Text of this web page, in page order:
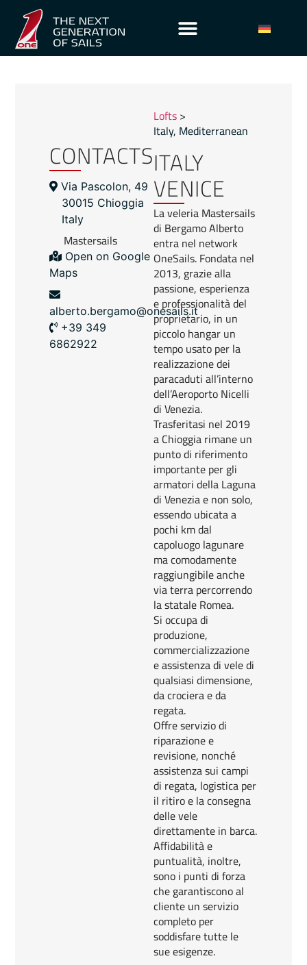
CONTACTS
Via Pascolon, 49
30015 Chioggia
Italy
Mastersails
Open on Google
Maps
alberto.bergamo@onesails.it
+39 349
6862922
Lofts>
Italy, Mediterranean
ITALY
VENICE
La veleria Mastersails
di Bergamo Alberto
entra nel network
OneSails. Fondata nel
2013, grazie alla
passione, esperienza
e professionalità del
proprietario, in un
piccolo hangar un
tempo usato per la
realizzazione dei
paracaduti all’interno
dell’Aeroporto Nicelli
di Venezia.
Trasferitasi nel 2019
a Chioggia rimane un
punto di riferimento
importante per gli
armatori della Laguna
di Venezia e non solo,
essendo ubicata a
pochi km dal
capoluogo lagunare
ma comodamente
raggiungibile anche
via terra percorrendo
la statale Romea.
Si occupa di
produzione,
commercializzazione
e assistenza di vele di
qualsiasi dimensione,
da crociera e da
regata.
Offre servizio di
riparazione e
revisione, nonché
assistenza sui campi
di regata, logistica per
il ritiro e la consegna
delle vele
direttamente in barca.
Affidabilità e
puntualità, inoltre,
sono i punti di forza
che garantiscono al
cliente un servizio
completo per
soddisfare tutte le
sue esigenze.